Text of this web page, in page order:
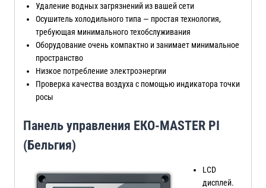
Удаление водных загрязнений из вашей сети
Осушитель холодильного типа — простая технология,
требующая минимального техобслуживания
Оборудование очень компактно и занимает минимальное
пространство
Низкое потребление электроэнергии
Проверка качества воздуха с помощью индикатора точки
росы
Панель управления ЕКО-МАSТЕR РI
(Бельгия)
LCD
дисплей.